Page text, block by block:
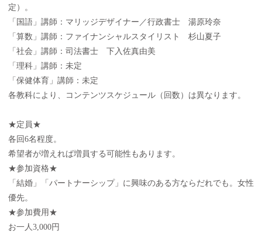
定）。
「国語」講師：マリッジデザイナー／行政書士 湯原玲奈
「算数」講師：ファイナンシャルスタイリスト 杉山夏子
「社会」講師：司法書士 下入佐真由美
「理科」講師：未定
「保健体育」講師：未定
各教科により、コンテンツスケジュール（回数）は異なります。
★定員★
各回6名程度。
希望者が増えれば増員する可能性もあります。
★参加資格★
「結婚」「パートナーシップ」に興味のある方ならだれでも。女性
優先。
★参加費用★
お一人3,000円